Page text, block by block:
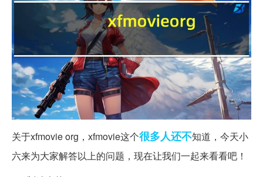
关于xfmovie org，xfmovie这个很多人还不知道，今天小
六来为大家解答以上的问题，现在让我们一起来看看吧！